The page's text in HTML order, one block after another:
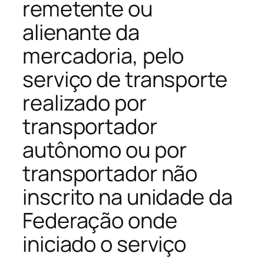
remetente ou
alienante da
mercadoria, pelo
serviço de transporte
realizado por
transportador
autônomo ou por
transportador não
inscrito na unidade da
Federação onde
iniciado o serviço